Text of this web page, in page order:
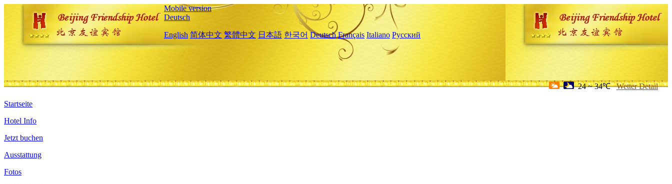
Mobile version
Deutsch
English 简体中文 繁體中文 日本語 한국어 Deutsch Français Italiano Русский
24 ~ 34℃ Wetter Detail
Startseite
Hotel Info
Jetzt buchen
Ausstattung
Fotos